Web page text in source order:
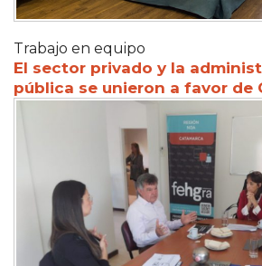
Trabajo en equipo
El sector privado y la
pública se unieron a favor de